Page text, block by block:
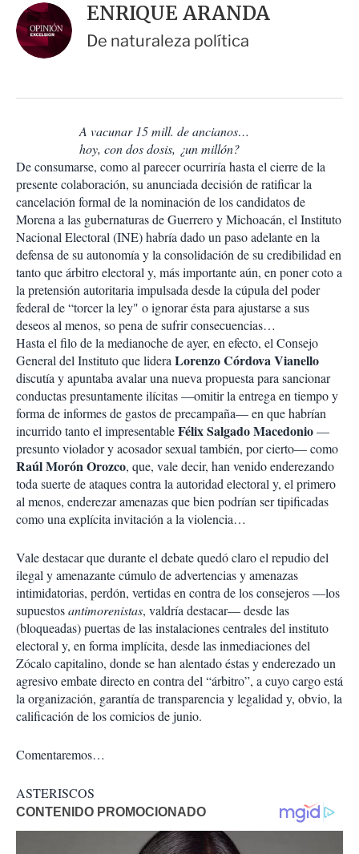
o
n
e
s
c
a
t
i
r
a
r
ENRIQUE ARANDA
De naturaleza política
A vacunar 15 mill. de ancianos…
hoy, con dos dosis, ¿un millón?
De consumarse, como al parecer ocurriría hasta el cierre de la
presente colaboración, su anunciada decisión de ratificar la
cancelación formal de la nominación de los candidatos de
Morena a las gubernaturas de Guerrero y Michoacán, el Instituto
Nacional Electoral (INE) habría dado un paso adelante en la
defensa de su autonomía y la consolidación de su credibilidad en
tanto que árbitro electoral y, más importante aún, en poner coto a
la pretensión autoritaria impulsada desde la cúpula del poder
federal de “torcer la ley" o ignorar ésta para ajustarse a sus
deseos al menos, so pena de sufrir consecuencias…
Hasta el filo de la medianoche de ayer, en efecto, el Consejo
General del Instituto que lidera Lorenzo Córdova Vianello
discutía y apuntaba avalar una nueva propuesta para sancionar
conductas presuntamente ilícitas —omitir la entrega en tiempo y
forma de informes de gastos de precampaña— en que habrían
incurrido tanto el impresentableFélix Salgado Macedonio—
presunto violador y acosador sexual también, por cierto— como
Raúl Morón Orozco, que, vale decir, han venido enderezando
toda suerte de ataques contra la autoridad electoral y, el primero
al menos, enderezar amenazas que bien podrían ser tipificadas
como una explícita invitación a la violencia…
Vale destacar que durante el debate quedó claro el repudio del
ilegal y amenazante cúmulo de advertencias y amenazas
intimidatorias, perdón, vertidas en contra de los consejeros —los
supuestosantimorenistas, valdría destacar— desde las
(bloqueadas) puertas de las instalaciones centrales del instituto
electoral y, en forma implícita, desde las inmediaciones del
Zócalo capitalino, donde se han alentado éstas y enderezado un
agresivo embate directo en contra del “árbitro”, a cuyo cargo está
la organización, garantía de transparencia y legalidad y, obvio, la
calificación de los comicios de junio.
Comentaremos…
ASTERISCOS